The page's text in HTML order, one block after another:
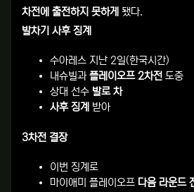
차전에 출전하지 못하게 됐다.
발차기 사후 징계
수아레스 지난 2일(한국시간)
내슈빌과 플레이오프 2차전 도중
상대 선수 발로 차
사후 징계
받아
3차전 결장
이번 징계로
마이애미 플레이오프 다음 라운드